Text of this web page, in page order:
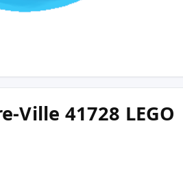
Ville 41728 LEGO